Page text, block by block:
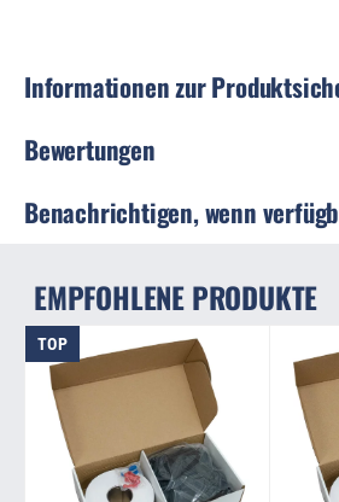
Informationen zur
Bewertungen
Benachrichtigen, wenn
EMPFOHLENE PRODUKTE
TOP